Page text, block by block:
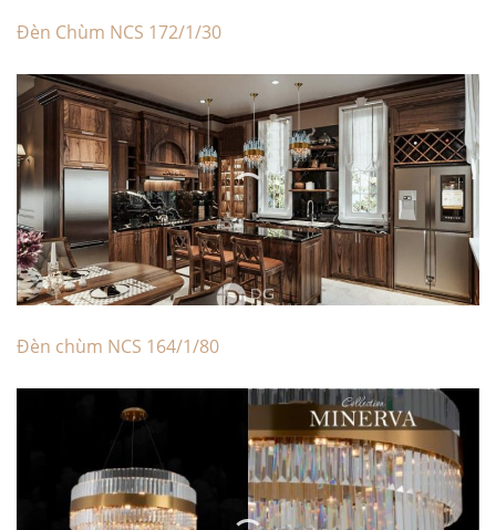
Đèn Chùm NCS 172/1/30
Đèn chùm NCS 164/1/80